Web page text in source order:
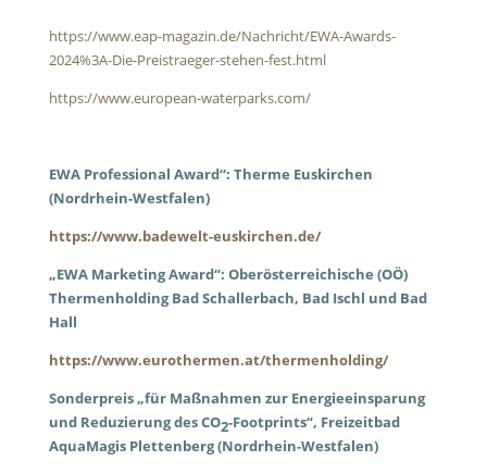
https://www.eap-magazin.de/Nachricht/EWA-Awards-
2024%3A-Die-Preistraeger-stehen-fest.html
https://www.european-waterparks.com/
EWA Professional Award“: Therme Euskirchen
(Nordrhein-Westfalen)
https://www.badewelt-euskirchen.de/
„EWA Marketing Award“: Oberösterreichische (OÖ)
Thermenholding Bad Schallerbach, Bad Ischl und Bad
Hall
https://www.eurothermen.at/thermenholding/
Sonderpreis „für Maßnahmen zur Energieeinsparung
und Reduzierung des CO2-Footprints“, Freizeitbad
AquaMagis Plettenberg(Nordrhein-Westfalen)